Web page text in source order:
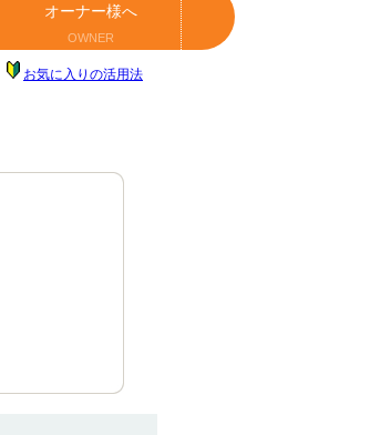
オーナー様へ
OWNER
お気に入りの活用法